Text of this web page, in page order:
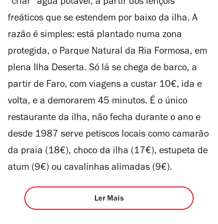
“criar” água potável, a partir dos lençóis
freáticos que se estendem por baixo da ilha. A
razão é simples: está plantado numa zona
protegida, o Parque Natural da Ria Formosa, em
plena Ilha Deserta. Só lá se chega de barco, a
partir de Faro, com viagens a custar 10€, ida e
volta, e a demorarem 45 minutos. É o único
restaurante da ilha, não fecha durante o ano e
desde 1987 serve petiscos locais como camarão
da praia (18€), choco da ilha (17€), estupeta de
atum (9€) ou cavalinhas alimadas (9€).
Ler Mais